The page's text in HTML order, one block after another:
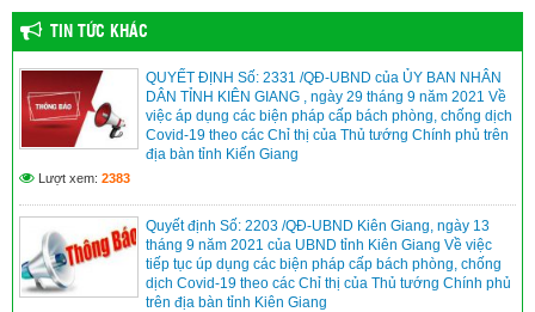
TIN TỨC KHÁC
QUYẾT ĐỊNH Số: 2331 /QĐ-UBND của ỦY BAN NHÂN
DÂN TỈNH KIÊN GIANG , ngày 29 tháng 9 năm 2021 Về
việc áp dụng các biện pháp cấp bách phòng, chống dịch
Covid-19 theo các Chỉ thị của Thủ tướng Chính phủ trên
địa bàn tỉnh Kiến Giang
Lượt xem: 2383
Quyết định Số: 2203 /QĐ-UBND Kiên Giang, ngày 13
tháng 9 năm 2021 của UBND tỉnh Kiên Giang Về việc
tiếp tục úp dụng các biện pháp cấp bách phòng, chống
dịch Covid-19 theo các Chỉ thị của Thủ tướng Chính phủ
trên địa bàn tỉnh Kiên Giang